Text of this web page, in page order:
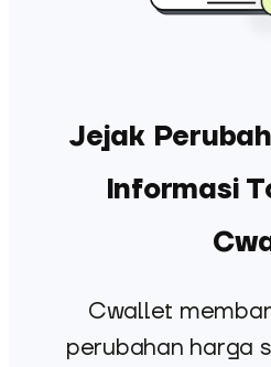
Jejak
Informasi
Cwallet
perubahan harga